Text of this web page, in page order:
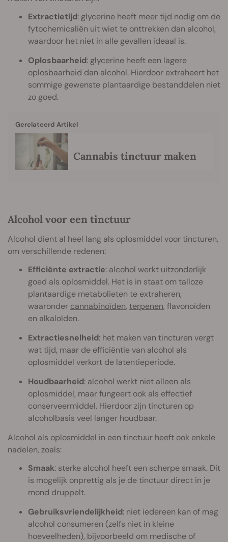
Extractietijd: glycerine heeft meer tijd nodig om de
fytochemicaliën uit wiet te onttrekken dan alcohol,
waardoor het niet in alle gevallen ideaal is.
Oplosbaarheid: glycerine heeft een lagere
oplosbaarheid dan alcohol. Hierdoor extraheert het
sommige gewenste plantaardige bestanddelen niet
zo goed.
Gerelateerd Artikel
Cannabis tinctuur maken
Alcohol voor een tinctuur
Alcohol dient al heel lang als oplosmiddel voor tincturen,
om verschillende redenen:
Efficiënte extractie: alcohol werkt uitzonderlijk
goed als oplosmiddel. Het is in staat om talloze
plantaardige metabolieten te extraheren,
waaronder cannabinoïden, terpenen, flavonoïden
en alkaloïden.
Extractiesnelheid: het maken van tincturen vergt
wat tijd, maar de efficiëntie van alcohol als
oplosmiddel verkort de latentieperiode.
Houdbaarheid: alcohol werkt niet alleen als
oplosmiddel, maar fungeert ook als effectief
conserveermiddel. Hierdoor zijn tincturen op
alcoholbasis veel langer houdbaar.
Alcohol als oplosmiddel in een tinctuur heeft ook enkele
nadelen, zoals:
Smaak: sterke alcohol heeft een scherpe smaak. Dit
is mogelijk onprettig als je de tinctuur direct in je
mond druppelt.
Gebruiksvriendelijkheid: niet iedereen kan of mag
alcohol consumeren (zelfs niet in kleine
hoeveelheden), bijvoorbeeld om medische of